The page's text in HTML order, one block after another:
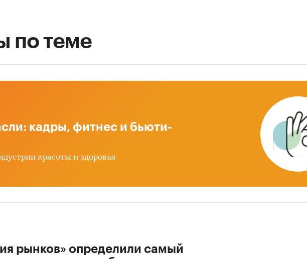
по теме
кадры, фитнес и бьюти-
красоты и здоровья
рынков» определили самый